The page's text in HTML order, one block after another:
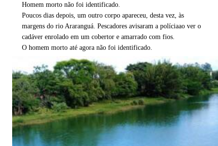
Homem morto não foi identificado.
Poucos dias depois, um outro corpo apareceu, desta vez, às
margens do rio Araranguá. Pescadores avisaram a políciaao ver o
cadáver enrolado em um cobertor e amarrado com fios.
O homem morto até agora não foi identificado.